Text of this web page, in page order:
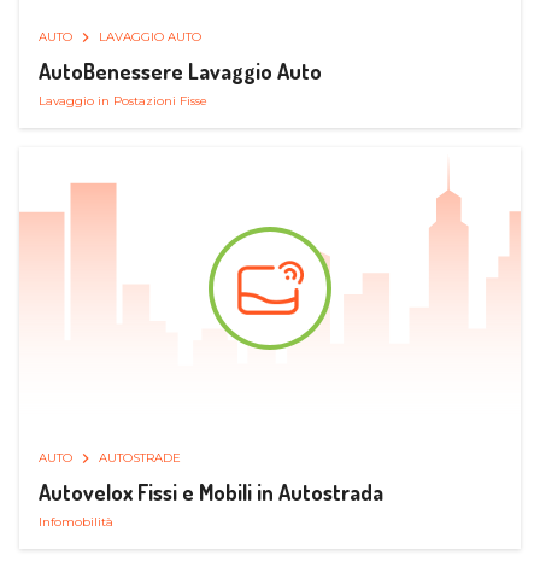
AUTO LAVAGGIO AUTO
AutoBenessere Lavaggio Auto
Lavaggio in Postazioni Fisse
AUTO AUTOSTRADE
Autovelox Fissi e Mobili in Autostrada
Infomobilità